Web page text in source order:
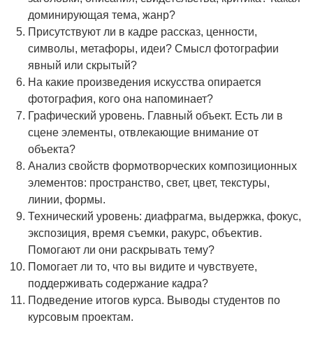
доминирующая тема, жанр?
Присутствуют ли в кадре рассказ, ценности,
символы, метафоры, идеи? Смысл фотографии
явный или скрытый?
На какие произведения искусства опирается
фотография, кого она напоминает?
Графический уровень. Главный объект. Есть ли в
сцене элементы, отвлекающие внимание от
объекта?
Анализ свойств формотворческих композиционных
элементов: пространство, свет, цвет, текстуры,
линии, формы.
Технический уровень: диафрагма, выдержка, фокус,
экспозиция, время съемки, ракурс, объектив.
Помогают ли они раскрывать тему?
Помогает ли то, что вы видите и чувствуете,
поддерживать содержание кадра?
Подведение итогов курса. Выводы студентов по
курсовым проектам.